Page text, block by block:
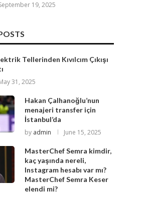
19, 2025
Tellerinden Kıvılcım Çıkışı
31, 2025
Hakan Çalhanoğlu’nun
menajeri transfer için
İstanbul’da
by admin June 15, 2025
MasterChef Semra kimdir,
kaç yaşında nereli,
Instagram hesabı var mı?
MasterChef Semra Keser
elendi mi?